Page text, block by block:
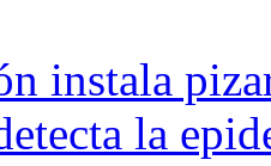
instala
la